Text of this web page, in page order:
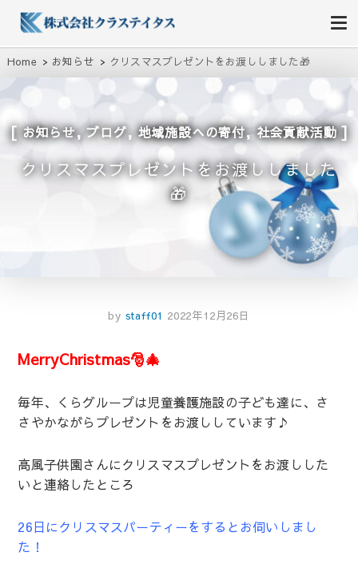
株式会社クラステイタス
地域のコミュニティーを大切にする企業
Home お知らせ クリスマスプレゼントをお渡ししました🎁
お知らせ,ブログ,地域施設への寄付,社会貢献活動
クリスマスプレゼントをお渡ししました
🎁
by staff01 2022年12月26日
MerryChristmas🎅🎄
毎年、くらグループは児童養護施設の子ども達に、さ
さやかながらプレゼントをお渡ししています♪
高風子供園さんにクリスマスプレゼントをお渡しした
いと連絡したところ
26日にクリスマスパーティーをするとお伺いしまし
た！